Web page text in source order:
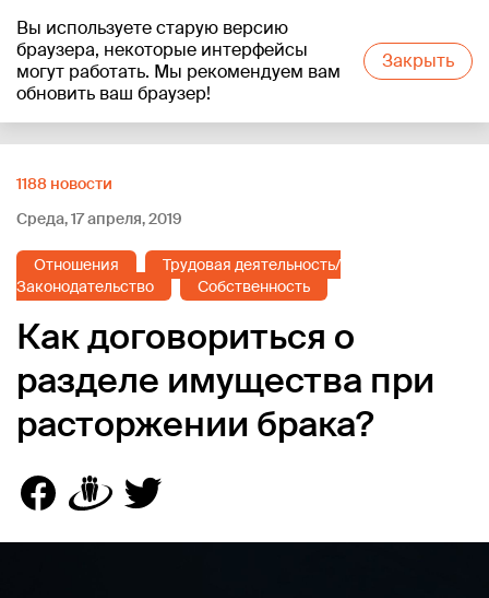
Вы используете старую версию
браузера, некоторые интерфейсы
могут работать. Мы рекомендуем вам
обновить ваш браузер!
Закрыть
+17°C
1188 новости
Среда, 17 апреля, 2019
Отношения
Трудовая деятельность/
Законодательство
Собственность
Как договориться о
разделе имущества при
расторжении брака?